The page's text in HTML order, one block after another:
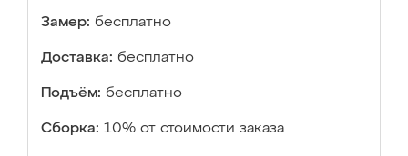
Замер: бесплатно
Доставка: бесплатно
Подъём: бесплатно
Сборка: 10% от стоимости заказа